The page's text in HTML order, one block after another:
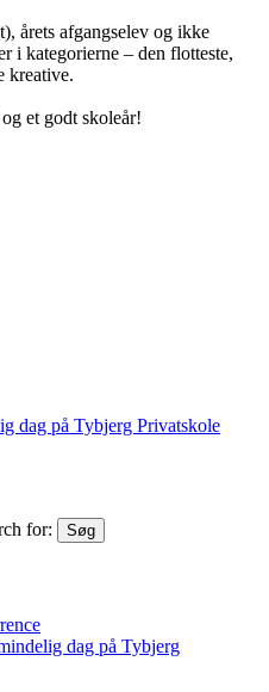
årets afgangselev og ikke
i kategorierne – den flotteste,
kreative.
et godt skoleår!
dag på Tybjerg Privatskole
for:
Søg
dag på Tybjerg